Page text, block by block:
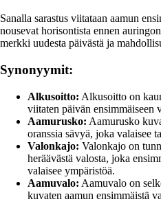
Sanalla sarastus viitataan aamun
nousevat horisontista ennen
merkki uudesta päivästä ja
Synonyymit:
Alkusoitto: Alkusoitto on
viitaten päivän ensimmäiseen
Aamurusko: Aamurusko
oranssia sävyä, joka valaisee
Valonkajo: Valonkajo on
heräävästä valosta, joka
valaisee ympäristöä.
Aamuvalo: Aamuvalo on
kuvaten aamun ensimmäistä